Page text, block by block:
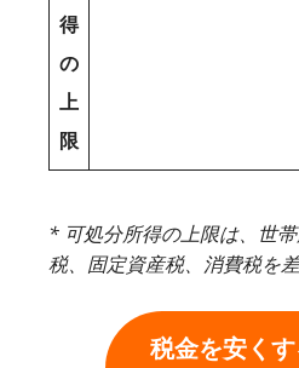
得
の
上
限
* 可処分所得の上限は、世
税、固定資産税、消費税を
税金を安く